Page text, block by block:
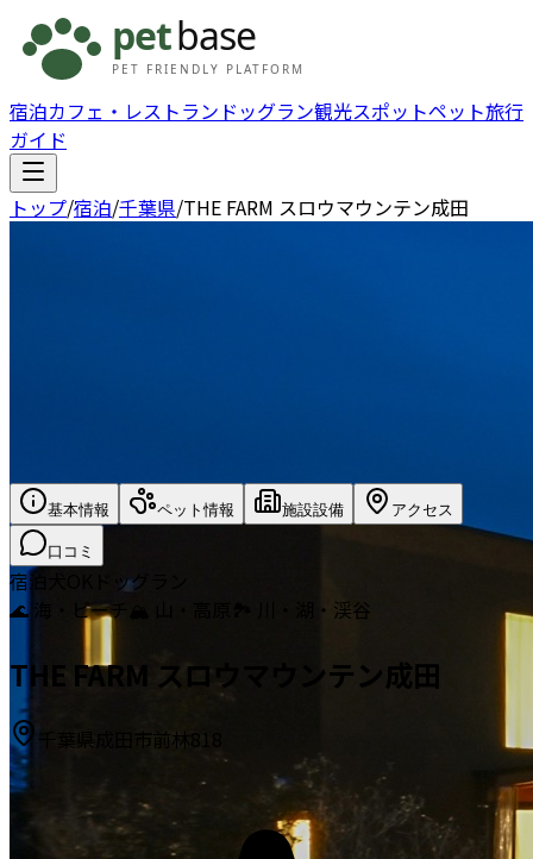
宿泊カフェ・レストラン ドッグラン観光スポットペット旅行
ガイド
トップ/宿泊/千葉県/THE FARM スロウマウンテン成田
基本情報 ペット情報 施設設備 アクセス
口コミ
宿泊
ドッグラン
🌊 海・ビーチ
🏞️ 川・湖・渓谷
THE FARM スロウマウンテン成田
千葉県成田市前林818